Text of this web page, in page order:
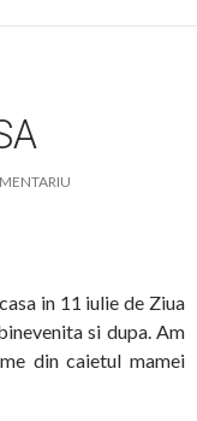
in 11 iulie de Ziua
si dupa. Am
din caietul mamei